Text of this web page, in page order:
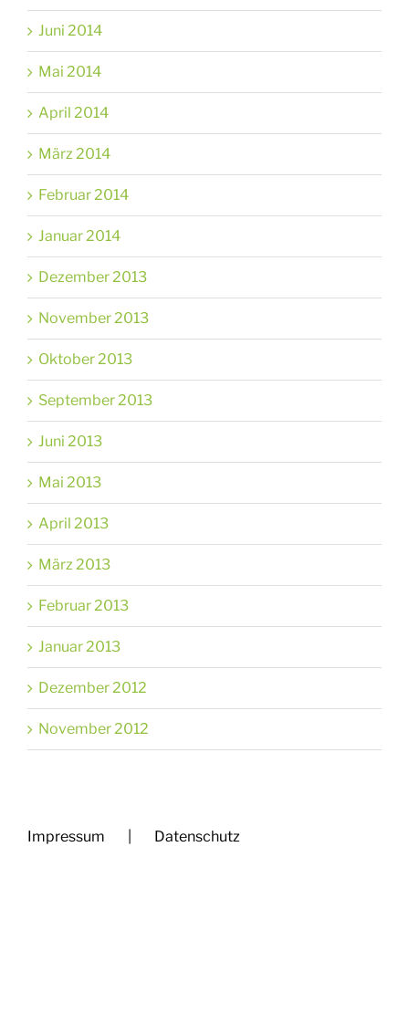
Juni 2014
Mai 2014
April 2014
März 2014
Februar 2014
Januar 2014
Dezember 2013
November 2013
Oktober 2013
September 2013
Juni 2013
Mai 2013
April 2013
März 2013
Februar 2013
Januar 2013
Dezember 2012
November 2012
Impressum Datenschutz